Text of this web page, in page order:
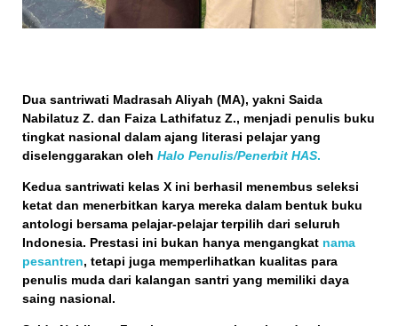
Dua santriwati Madrasah Aliyah (MA), yakni Saida
Nabilatuz Z. dan Faiza Lathifatuz Z., menjadi penulis buku
tingkat nasional dalam ajang literasi pelajar yang
diselenggarakan oleh Halo Penulis/Penerbit HAS.
Kedua santriwati kelas X ini berhasil menembus seleksi
ketat dan menerbitkan karya mereka dalam bentuk buku
antologi bersama pelajar-pelajar terpilih dari seluruh
Indonesia. Prestasi ini bukan hanya mengangkat nama
pesantren, tetapi juga memperlihatkan kualitas para
penulis muda dari kalangan santri yang memiliki daya
saing nasional.